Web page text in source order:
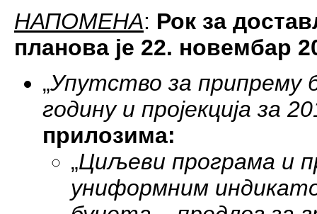
НАПОМЕНА: Рок за
планова је 22. новембар
„Упутство за припрему
годину и пројекција за
прилозима:
„Циљеви програма и
униформним